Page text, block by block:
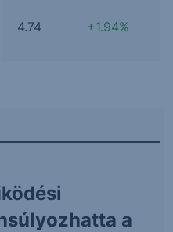
4.74 +1.94%
a